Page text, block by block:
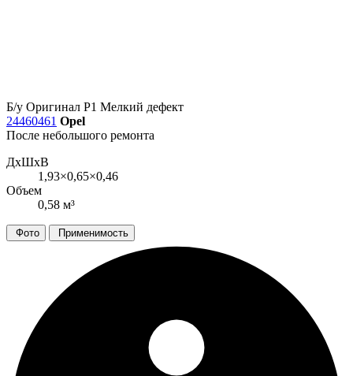
Б/у Оригинал Р1 Мелкий дефект
24460461 Opel
После небольшого ремонта
ДxШxВ
1,93×0,65×0,46
Объем
0,58 м³
Фото Применимость